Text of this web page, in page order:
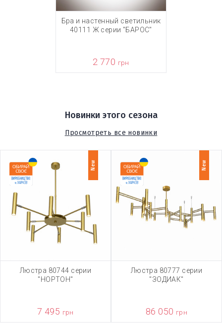
Бра и настенный светильник
40111 Ж серии "БАРОС"
2 770 грн
Новинки этого сезона
Просмотреть все новинки
New
Люстра 80744 серии
"НОРТОН"
7 495 грн
New
Люстра 80777 серии
"ЗОДИАК"
86 050 грн